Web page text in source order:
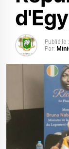
Publié le :
Par: